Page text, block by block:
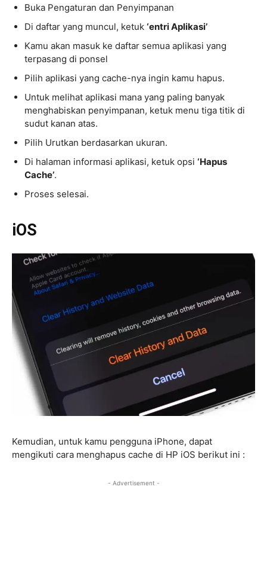
Buka Pengaturan dan Penyimpanan
Di daftar yang muncul, ketuk ‘entri Aplikasi’
Kamu akan masuk ke daftar semua aplikasi yang
terpasang di ponsel
Pilih aplikasi yang cache-nya ingin kamu hapus.
Untuk melihat aplikasi mana yang paling banyak
menghabiskan penyimpanan, ketuk menu tiga titik di
sudut kanan atas.
Pilih Urutkan berdasarkan ukuran.
Di halaman informasi aplikasi, ketuk opsi ‘Hapus
Cache’.
Proses selesai.
iOS
Kemudian, untuk kamu pengguna iPhone, dapat
mengikuti cara menghapus cache di HP iOS berikut ini :
- Advertisement -